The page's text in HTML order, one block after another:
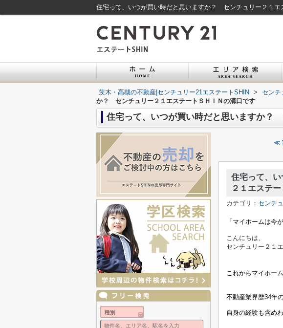
住宅って、いつが買い時だと思いますか？ センチュリー２１
茨木・高槻の不動産|センチュリー21エステートSHIN > センチ
か？ センチュリー２１エステートＳＨＩＮの溝口です
住宅って、いつが買い時だと思いますか？
≪
住宅って、
２１エステ
カテゴリ： センチ
「マイホームは今
こんにちは、
センチュリー２１
これからマイホー
不動産業界歴34年
自身の経験も含め
種別